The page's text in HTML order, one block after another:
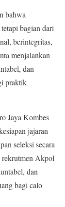
bahwa
bagian dari
berintegritas,
menjalankan
dan
praktik
Jaya Kombes
jajaran
seleksi secara
rekrutmen Akpol
dan
bagi calo